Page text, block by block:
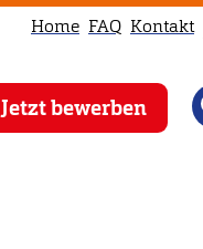
Home FAQ Kontakt
Jetzt bewerben